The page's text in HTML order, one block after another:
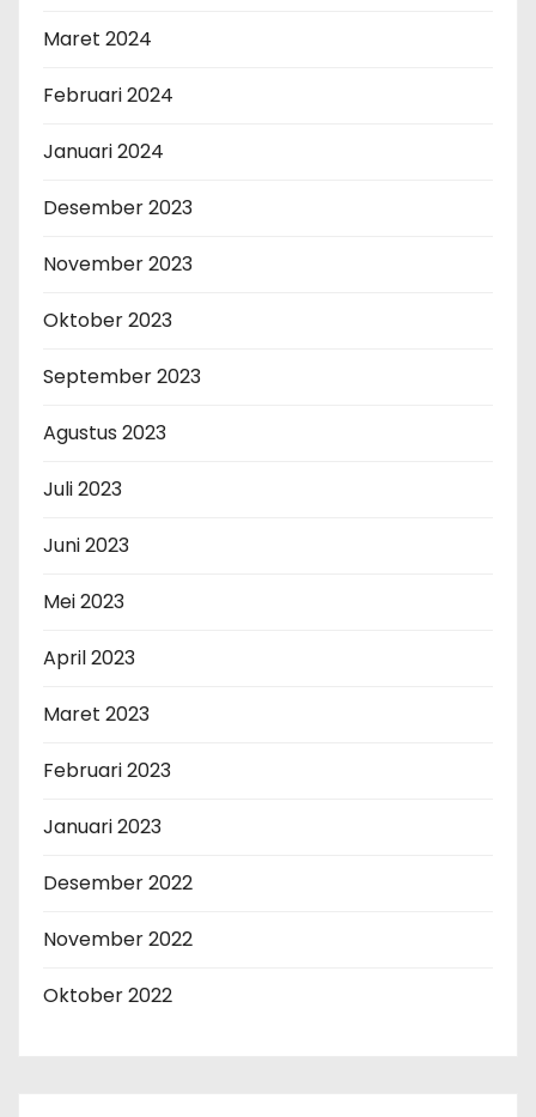
Maret 2024
Februari 2024
Januari 2024
Desember 2023
November 2023
Oktober 2023
September 2023
Agustus 2023
Juli 2023
Juni 2023
Mei 2023
April 2023
Maret 2023
Februari 2023
Januari 2023
Desember 2022
November 2022
Oktober 2022